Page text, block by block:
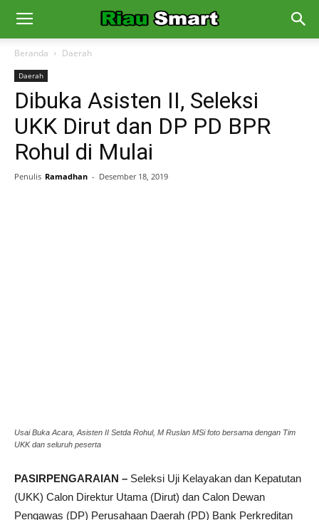
Beranda Daerah
Daerah
Dibuka Asisten II, Seleksi
UKK Dirut dan DP PD BPR
Rohul di Mulai
Penulis Ramadhan - Desember 18, 2019
Usai Buka Acara, Asisten II Setda Rohul, M Ruslan MSi foto bersama dengan Tim
UKK dan seluruh peserta
PASIRPENGARAIAN – Seleksi Uji Kelayakan dan Kepatutan
(UKK) Calon Direktur Utama (Dirut) dan Calon Dewan
Pengawas (DP) Perusahaan Daerah (PD) Bank Perkreditan